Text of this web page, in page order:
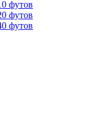
футов
футов
футов